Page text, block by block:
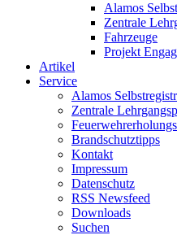
Alamos
Zentrale
Fahrzeuge
Projekt
Artikel
Service
Alamos
Zentrale
Brandschutztipps
Kontakt
Impressum
Datenschutz
RSS Newsfeed
Downloads
Suchen